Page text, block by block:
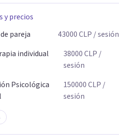
y precios
pareja
43000CLP / sesión
individual
38000CLP /
sesión
Psicológica
150000CLP /
sesión